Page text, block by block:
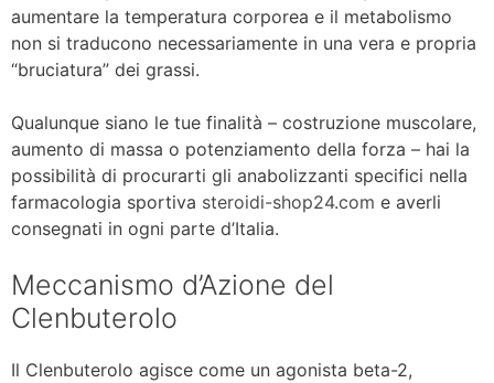
aumentare la temperatura corporea e il metabolismo
non si traducono necessariamente in una vera e propria
“bruciatura” dei grassi.
Qualunque siano le tue finalità – costruzione muscolare,
aumento di massa o potenziamento della forza – hai la
possibilità di procurarti gli anabolizzanti specifici nella
farmacologia sportiva steroidi-shop24.com e averli
consegnati in ogni parte d’Italia.
Meccanismo d’Azione del
Clenbuterolo
Il Clenbuterolo agisce come un agonista beta-2,